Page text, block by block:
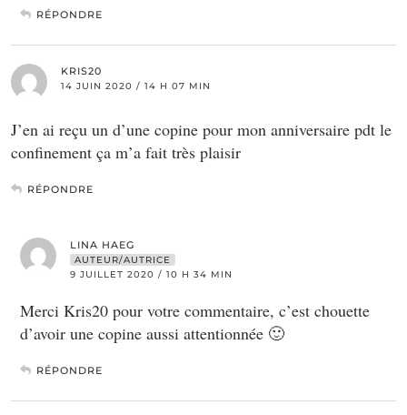
RÉPONDRE
KRIS20
14 JUIN 2020 / 14 H 07 MIN
J’en ai reçu un d’une copine pour mon anniversaire pdt le
confinement ça m’a fait très plaisir
RÉPONDRE
LINA HAEG
AUTEUR/AUTRICE
9 JUILLET 2020 / 10 H 34 MIN
Merci Kris20 pour votre commentaire, c’est chouette
d’avoir une copine aussi attentionnée 🙂
RÉPONDRE